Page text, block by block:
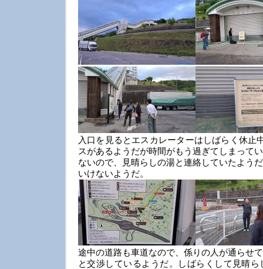
入口を見るとエスカレーターはしばらく休止
スがあるようだが時間がもう過ぎてしまって
ないので、見晴らしの湯と連絡していたよう
いけないようだ。
途中の道路も車道なので、係りの人が通らせ
と交渉しているようだ。しばらくして見晴